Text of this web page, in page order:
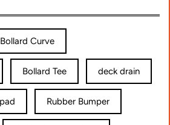
Bollard Curve
Bollard Tee deck drain
Rubber Bumper